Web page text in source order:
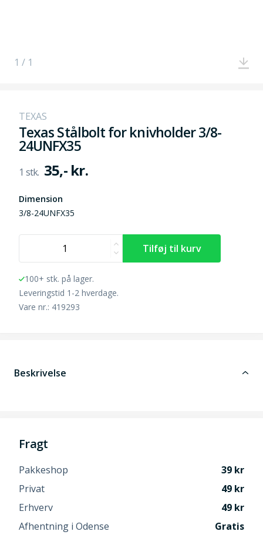
1 / 1
TEXAS
Texas Stålbolt for knivholder 3/8-
24UNFX35
35,- kr.
Dimension
3/8-24UNFX35
100+ stk. på lager.
Leveringstid 1-2 hverdage.
Vare nr.: 419293
Beskrivelse
Fragt
Pakkeshop
39
Privat
49
Erhverv
49
Afhentning i Odense
Gratis